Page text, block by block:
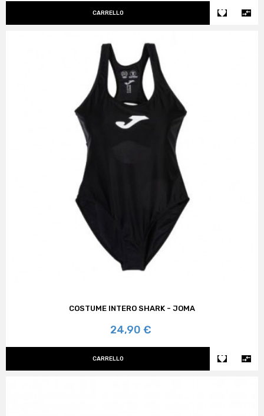
CARRELLO  
COSTUME INTERO SHARK - JOMA
Prezzo
24,90 €
CARRELLO  